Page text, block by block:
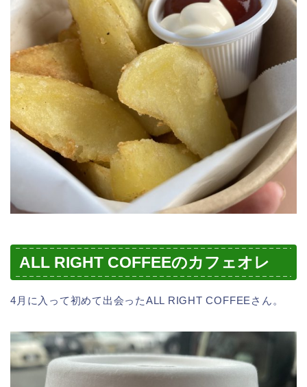
ALL RIGHT COFFEEのカフェオレ
4月に入って初めて出会ったALL RIGHT COFFEEさん。